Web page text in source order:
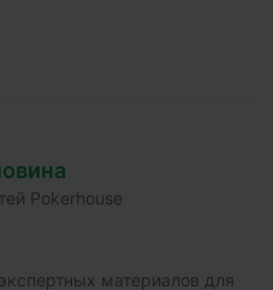
Pokerhouse
материалов для